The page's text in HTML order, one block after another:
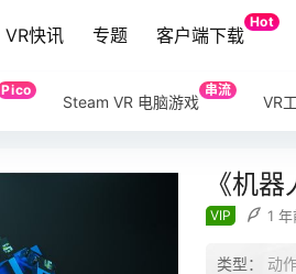
VR快讯 专题 客户端下载
Hot
Pico
Steam VR 电脑游戏
串流
VR
《机
VIP 1 年
类型： 动